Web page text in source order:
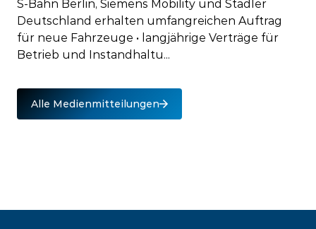
S-Bahn Berlin, Siemens Mobility und Stadler
Deutschland erhalten umfangreichen Auftrag
für neue Fahrzeuge • langjährige Verträge für
Betrieb und Instandhaltu...
Alle Medienmitteilungen